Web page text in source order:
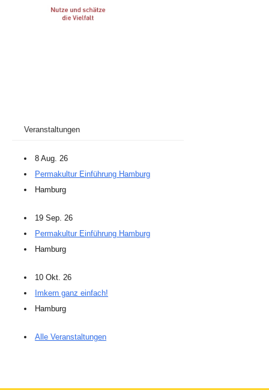
Veranstaltungen
8 Aug. 26
Permakultur Einführung Hamburg
Hamburg
19 Sep. 26
Permakultur Einführung Hamburg
Hamburg
10 Okt. 26
Imkern ganz einfach!
Hamburg
Alle Veranstaltungen